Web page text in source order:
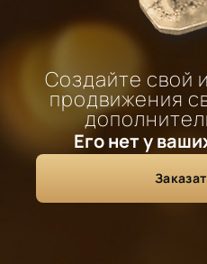
Создайте свой
продвижения
Его нет у